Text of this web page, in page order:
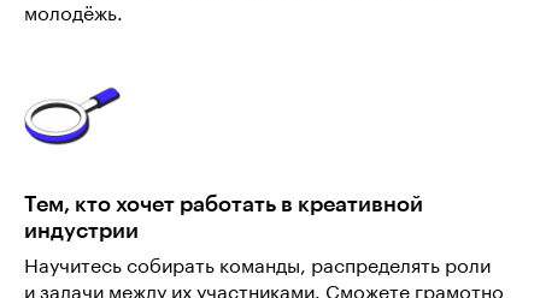
молодёжь.
Тем, кто хочет работать в креативной
индустрии
Научитесь собирать команды, распределять роли
и задачи между их участниками. Сможете грамотно